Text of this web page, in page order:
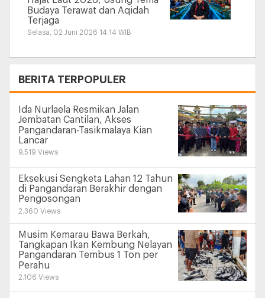
Budaya Terawat dan Aqidah
Terjaga
Selasa, 02 Juni 2026 14:14 WIB
BERITA TERPOPULER
Ida Nurlaela Resmikan Jalan
Jembatan Cantilan, Akses
Pangandaran-Tasikmalaya Kian
Lancar
9.519 Views
Eksekusi Sengketa Lahan 12 Tahun
di Pangandaran Berakhir dengan
Pengosongan
2.360 Views
Musim Kemarau Bawa Berkah,
Tangkapan Ikan Kembung Nelayan
Pangandaran Tembus 1 Ton per
Perahu
2.106 Views